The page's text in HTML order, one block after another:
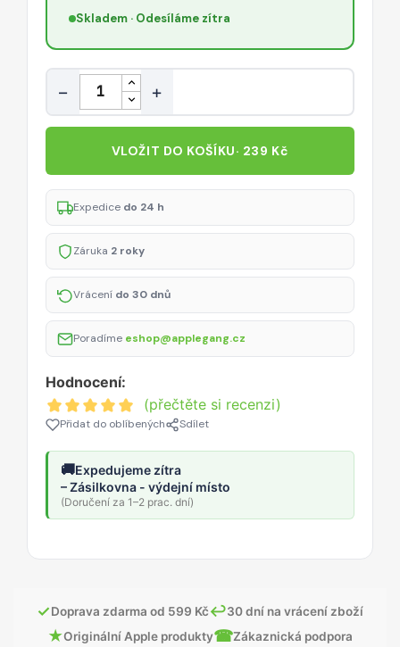
Skladem · Odesíláme zítra
Množství
− +
VLOŽIT DO KOŠÍKU· 239 Kč
Expedice do 24 h
Záruka 2 roky
Vrácení do 30 dnů
Poradíme eshop@applegang.cz
Hodnocení:
(přečtěte si recenzi)
Přidat do oblíbených Sdílet
🚚Expedujeme zítra
– Zásilkovna - výdejní místo
(Doručení za 1–2 prac. dní)
✓Doprava zdarma od 599 Kč↩30 dní na vrácení zboží
★Originální Apple produkty☎Zákaznická podpora